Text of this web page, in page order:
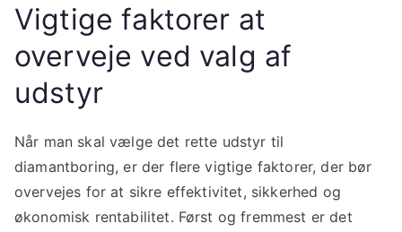
Vigtige faktorer at
overveje ved valg af
udstyr
Når man skal vælge det rette udstyr til
diamantboring, er der flere vigtige faktorer, der bør
overvejes for at sikre effektivitet, sikkerhed og
økonomisk rentabilitet. Først og fremmest er det